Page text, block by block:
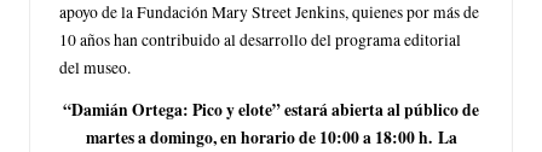
apoyo de la Fundación Mary Street Jenkins, quienes por más de
10 años han contribuido al desarrollo del programa editorial
del museo.
“Damián Ortega: Pico y elote” estará abierta al público de
martes a domingo, en horario de 10:00 a 18:00 h. La